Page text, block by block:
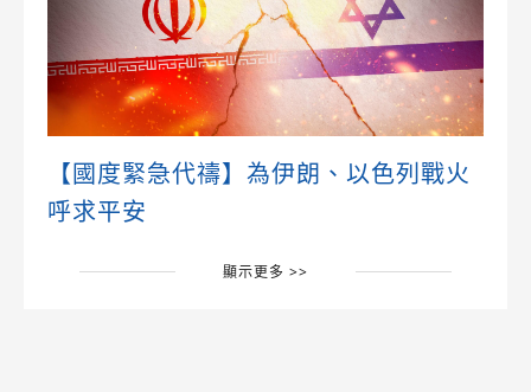
【國度緊急代禱】為伊朗、以色列戰火
呼求平安
顯示更多 >>